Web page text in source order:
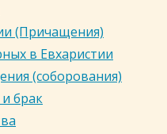
(Причащения)
в Евхаристии
(соборования)
брак
Ключарь
духовную
в Знаменском
Несет служение